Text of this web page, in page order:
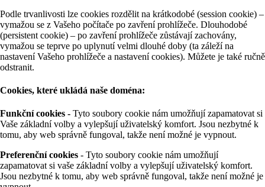
Podle trvanlivosti lze cookies rozdělit na krátkodobé (session cookie) –
vymažou se z Vašeho počítače po zavření prohlížeče. Dlouhodobé
(persistent cookie) – po zavření prohlížeče zůstávají zachovány,
vymažou se teprve po uplynutí velmi dlouhé doby (ta záleží na
nastavení Vašeho prohlížeče a nastavení cookies). Můžete je také ručně
odstranit.
Cookies, které ukládá naše doména:
Funkční cookies - Tyto soubory cookie nám umožňují zapamatovat si
Vaše základní volby a vylepšují uživatelský komfort. Jsou nezbytné k
tomu, aby web správně fungoval, takže není možné je vypnout.
Preferenční cookies - Tyto soubory cookie nám umožňují
zapamatovat si vaše základní volby a vylepšují uživatelský komfort.
Jsou nezbytné k tomu, aby web správně fungoval, takže není možné je